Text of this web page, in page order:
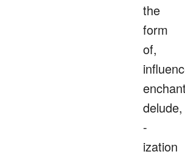
the
form
of,
delude,
-
ization